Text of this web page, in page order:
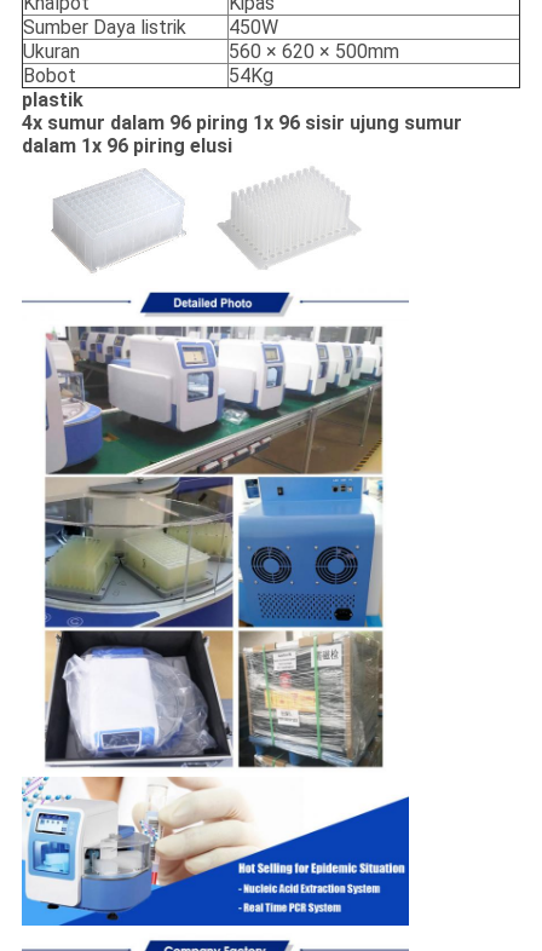
Sumber Daya listrik
450W
Ukuran
560 × 620 × 500mm
Bobot
54Kg
plastik
4x sumur dalam 96 piring 1x 96 sisir ujung sumur
dalam 1x 96 piring elusi